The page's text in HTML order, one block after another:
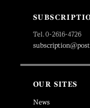
Tel. 0-2616-4726
OUR SITES
News